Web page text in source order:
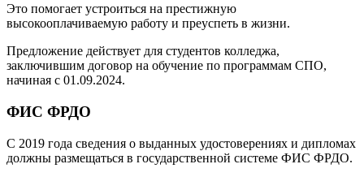
Это помогает устроиться на престижную
высокооплачиваемую работу и преуспеть в жизни.
Предложение действует для студентов колледжа,
заключившим договор на обучение по программам СПО,
начиная с 01.09.2024.
ФИС ФРДО
С 2019 года сведения о выданных удостоверениях и дипломах
должны размещаться в государственной системе ФИС ФРДО.